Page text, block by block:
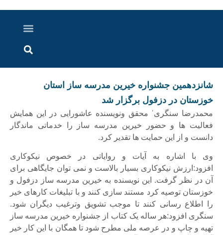
شانزدهمین جشنواره خیرین مدرسه ساز استان
خوزستان در دزفول برگزار شد
محمدرضا سنگریˈ محقق ونویسنده عاشورایی در این همایش
فعالیت ها و حضور خیرین مدرسه ساز را خدماتی ماندگار
دانست و از این حمایت ها تقدیر کرد.
وی با اشاره به آیات و روایاتی در خصوص نیکوکاری
افزود:ارزش نیکوکاری بسیار بالاست و نمی توان جایگاهی برای
آن در نظر گرفت. این نویسنده به خیرین مدرسه ساز دزفول و
خوزستان توصیه کرد مستند سازی کنند و با تبلیغات کارهای خیر
را اطلاع رسانی کنند تا موجب تشویق وترغیب دیگران شود.
سنگری افزود:هر ساله یک کتاب از جشنواره خیرین مدرسه ساز
تهیه و چاپ و در عرصه ملی مطرح شود تا همگان با این کار خیر